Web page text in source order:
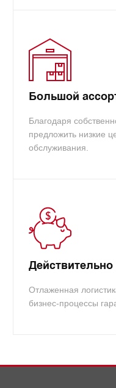
Большой
Благодаря
предложить низкие
обслуживания.
Отлаженная
бизнес-процессы